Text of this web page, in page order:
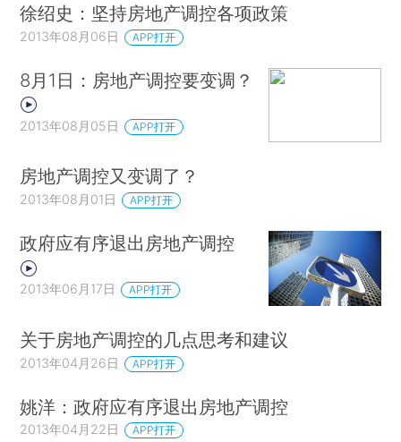
徐绍史：坚持房地产调控各项政策
2013年08月06日 APP打开
8月1日：房地产调控要变调？
2013年08月05日 APP打开
房地产调控又变调了？
2013年08月01日 APP打开
政府应有序退出房地产调控
2013年06月17日 APP打开
关于房地产调控的几点思考和建议
2013年04月26日 APP打开
姚洋：政府应有序退出房地产调控
2013年04月22日 APP打开